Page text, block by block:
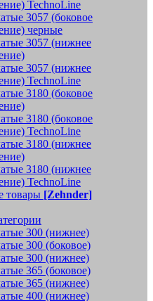
TechnoLine
3057 (боковое
черные
3057 (нижнее
3057 (нижнее
TechnoLine
3180 (боковое
3180 (боковое
TechnoLine
3180 (нижнее
3180 (нижнее
TechnoLine
товары [Zehnder]
300 (нижнее)
300 (боковое)
300 (нижнее)
365 (боковое)
365 (нижнее)
400 (нижнее)